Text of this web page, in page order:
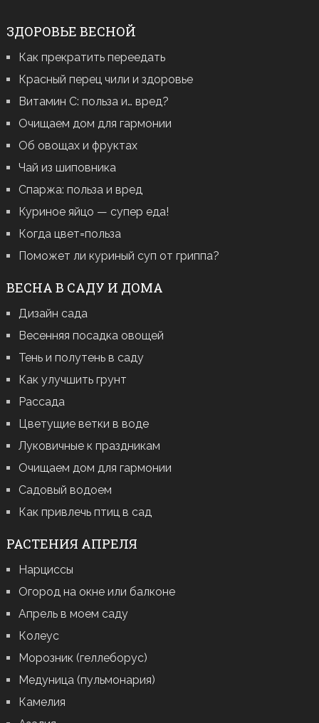
ЗДОРОВЬЕ ВЕСНОЙ
Как прекратить переедать
Красный перец чили и здоровье
Витамин С: польза и… вред?
Очищаем дом для гармонии
Об овощах и фруктах
Чай из шиповника
Спаржа: польза и вред
Куриное яйцо — супер еда!
Когда цвет=польза
Поможет ли куриный суп от гриппа?
ВЕСНА В САДУ И ДОМА
Дизайн сада
Весенняя посадка овощей
Тень и полутень в саду
Как улучшить грунт
Рассада
Цветущие ветки в воде
Луковичные к праздникам
Очищаем дом для гармонии
Садовый водоем
Как привлечь птиц в сад
РАСТЕНИЯ АПРЕЛЯ
Нарциссы
Огород на окне или балконе
Апрель в моем саду
Колеус
Морозник (геллеборус)
Медуница (пульмонария)
Камелия